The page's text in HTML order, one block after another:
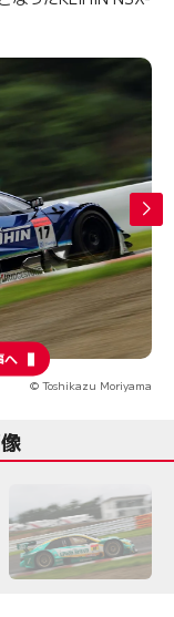
へ
© Toshikazu Moriyama